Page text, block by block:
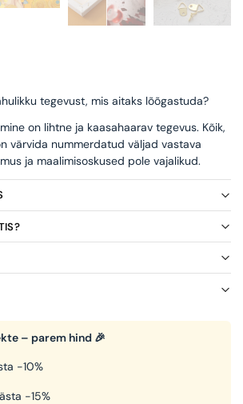
tegevust, mis aitaks lõõgastuda?
on lihtne ja kaasahaarav tegevus. Kõik,
värvida nummerdatud väljad vastava
ja maalimisoskused pole vajalikud.
– parem hind 🎉
-10%
-15%